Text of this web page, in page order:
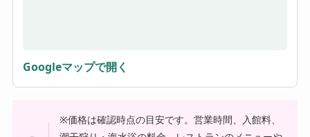
Googleマップで開く
※価格は確認時点の目安です。営業時間、入館料、